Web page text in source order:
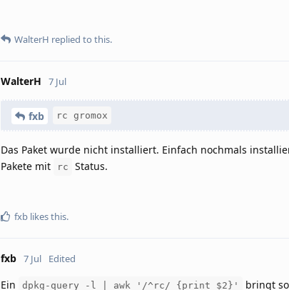
WalterH replied to this.
WalterH 7 Jul
fxb rc gromox
Das Paket wurde nicht installiert. Einfach nochmals
Pakete mit
rc Status.
fxb likes this.
fxb 7 Jul Edited
Ein dpkg-query -l | awk '/^rc/ {print $2}' bringt